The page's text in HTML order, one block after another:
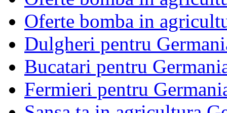
Oferte bomba in
Dulgheri pentru
Bucatari pentru
Fermieri pentru